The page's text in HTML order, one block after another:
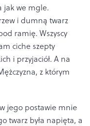
jak we mgle.
i dumną twarz
ramię. Wszyscy
ciche szepty
i przyjaciół. A na
z którym
jego postawie mnie
twarz była napięta, a